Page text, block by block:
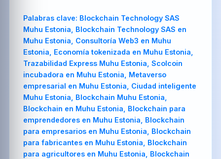
فارسی Italiano 简体中文
TR
Türkçe
UK
Українська
PL
Palabras clave: Blockchain Technology SAS
Muhu Estonia, Blockchain Technology SAS en
Muhu Estonia, Consultoría Web3 en Muhu
Estonia, Economía tokenizada en Muhu Estonia,
Trazabilidad Express Muhu Estonia, Scolcoin
incubadora en Muhu Estonia, Metaverso
empresarial en Muhu Estonia, Ciudad inteligente
Muhu Estonia, Blockchain Muhu Estonia,
Blockchain en Muhu Estonia, Blockchain para
emprendedores en Muhu Estonia, Blockchain
para empresarios en Muhu Estonia, Blockchain
para fabricantes en Muhu Estonia, Blockchain
para agricultores en Muhu Estonia, Blockchain